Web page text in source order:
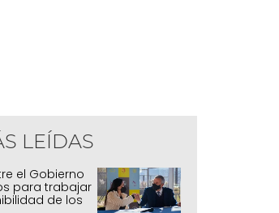
LEÍDAS
el Gobierno
para trabajar
de los